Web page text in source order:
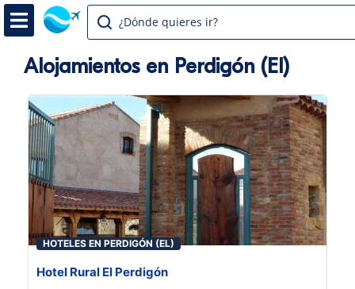
¿Dónde quieres ir?
Alojamientos en Perdigón (El)
HOTELES EN PERDIGÓN (EL)
Hotel Rural El Perdigón